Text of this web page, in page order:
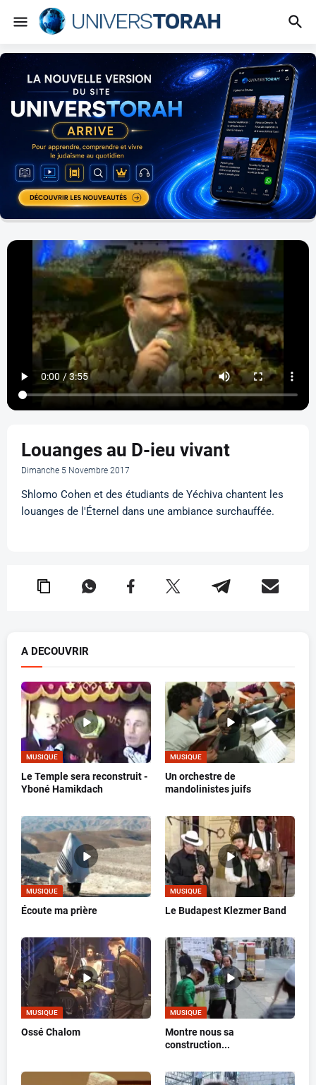
Louanges au D-ieu vivant
Dimanche 5 Novembre 2017
Shlomo Cohen et des étudiants de Yéchiva chantent les
louanges de l'Éternel dans une ambiance surchauffée.
A DECOUVRIR
MUSIQUE
Le Temple sera reconstruit -
Yboné Hamikdach
MUSIQUE
Un orchestre de
mandolinistes juifs
MUSIQUE
Écoute ma prière
MUSIQUE
Le Budapest Klezmer Band
MUSIQUE
Ossé Chalom
MUSIQUE
Montre nous sa
construction...